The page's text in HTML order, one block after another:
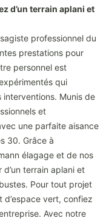
d’un terrain aplani et
professionnel du
prestations pour
personnel est
qui
Munis de
et
une parfaite aisance
30. Grâce à
élagage et de nos
terrain aplani et
Pour tout projet
d’espace vert, confiez
Avec notre